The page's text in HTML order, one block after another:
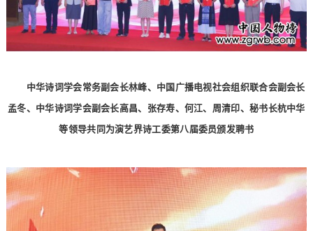
中华诗词学会常务副会长林峰、中国广播电视社会组织联合会副会长
孟冬、中华诗词学会副会长高昌、张存寿、何江、周清印、秘书长杭中华
等领导共同为演艺界诗工委第八届委员颁发聘书